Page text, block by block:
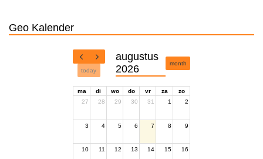
Geo Kalender
today
augustus
2026
month
ma di wo do vr za
zo
27
28 29 30 31 1 2
3 4 5 6 7 8 9
10 11 12 13 14 15 16